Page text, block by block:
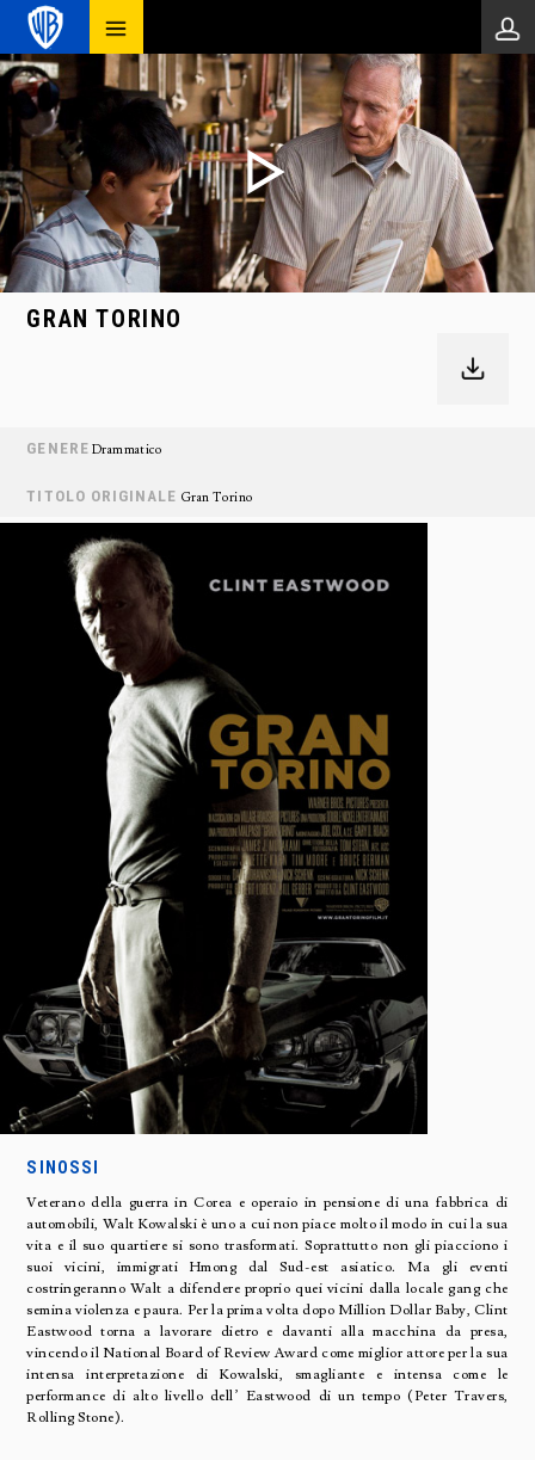
GRAN TORINO
GENERE Drammatico
TITOLO ORIGINALE Gran Torino
SINOSSI
Veterano della guerra in Corea e operaio in pensione di una fabbrica di
automobili, Walt Kowalski è uno a cui non piace molto il modo in cui la sua
vita e il suo quartiere si sono trasformati. Soprattutto non gli piacciono i
suoi vicini, immigrati Hmong dal Sud-est asiatico. Ma gli eventi
costringeranno Walt a difendere proprio quei vicini dalla locale gang che
semina violenza e paura. Per la prima volta dopo Million Dollar Baby, Clint
Eastwood torna a lavorare dietro e davanti alla macchina da presa,
vincendo il National Board of Review Award come miglior attore per la sua
intensa interpretazione di Kowalski, smagliante e intensa come le
performance di alto livello dell’ Eastwood di un tempo (Peter Travers,
Rolling Stone).